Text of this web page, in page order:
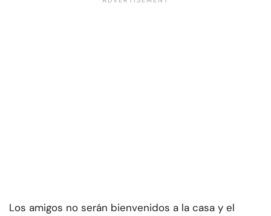
Los amigos no serán bienvenidos a la casa y el